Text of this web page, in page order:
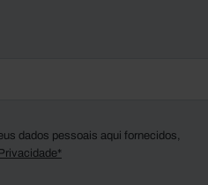
dados pessoais aqui fornecidos,